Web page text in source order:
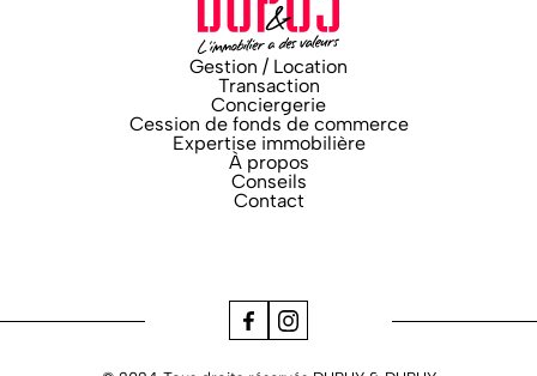
Gestion / Location
Transaction
Conciergerie
Cession de fonds de commerce
Expertise immobilière
À propos
Conseils
Contact